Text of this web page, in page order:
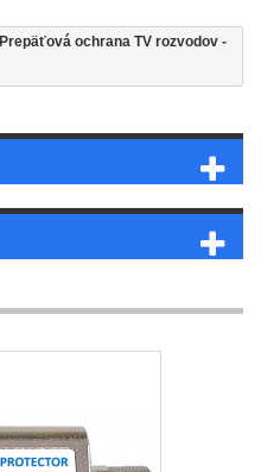
Prepäťová ochrana TV rozvodov -